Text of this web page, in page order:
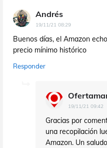
Andrés
19/11/21 08:29
Buenos días, el Amazon
precio mínimo histórico
Responder
19/11/21 09:42
Gracias por
una recopilación
Amazon. Un